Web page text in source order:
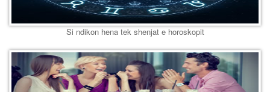
Si ndikon hena tek shenjat e horoskopit